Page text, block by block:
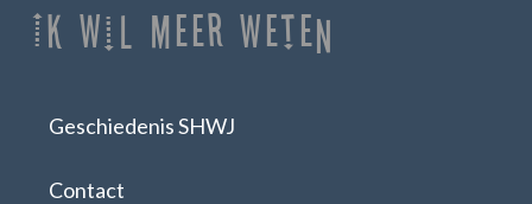
Ik Wil Meer Weten
Geschiedenis SHWJ
Contact